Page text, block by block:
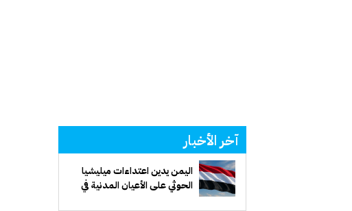
آخر الأخبار
اليمن يدين اعتداءات ميليشيا
الحوثي على الأعيان المدنية في